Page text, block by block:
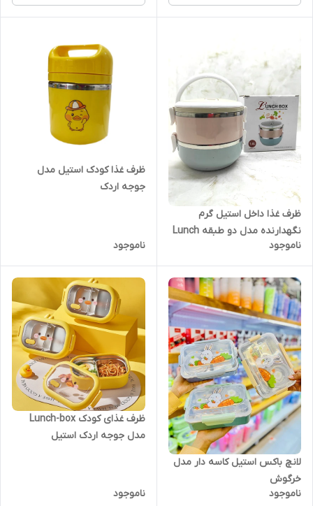
ظرف غذا داخل استیل گرم
نگهدارنده مدل دو طبقه Lunch
Box
ناموجود
ظرف غذا کودک استیل مدل
جوجه اردک
ناموجود
لانچ باکس استیل کاسه دار مدل
خرگوش
ناموجود
ظرف غذای کودک Lunch-box
مدل جوجه اردک استیل
ناموجود